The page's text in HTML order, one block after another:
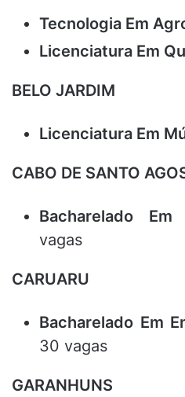
Tecnologia Em
Licenciatura Em
BELO JARDIM
Licenciatura Em
CABO DE SANTO
Bacharelado Em
vagas
CARUARU
Bacharelado Em
30 vagas
GARANHUNS